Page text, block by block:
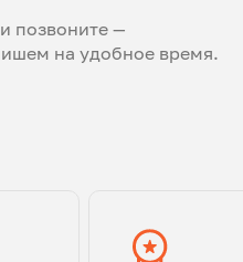
позвоните —
на удобное время.